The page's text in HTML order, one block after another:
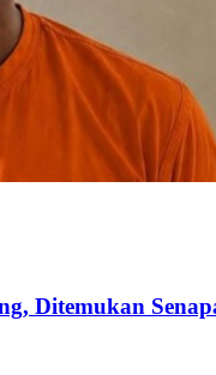
Ditemukan